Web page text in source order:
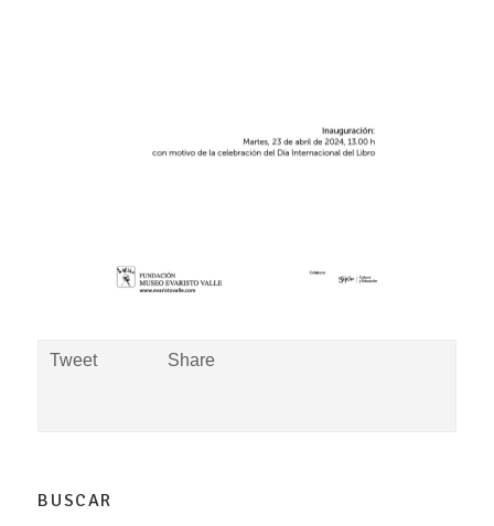
Tweet Share
BUSCAR